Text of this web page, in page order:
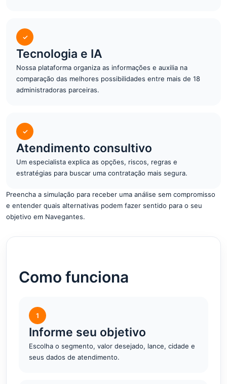
✓
Tecnologia e IA
Nossa plataforma organiza as informações e auxilia na
comparação das melhores possibilidades entre mais de 18
administradoras parceiras.
✓
Atendimento consultivo
Um especialista explica as opções, riscos, regras e
estratégias para buscar uma contratação mais segura.
Preencha a simulação para receber uma análise sem compromisso
e entender quais alternativas podem fazer sentido para o seu
objetivo em Navegantes.
Como funciona
1
Informe seu objetivo
Escolha o segmento, valor desejado, lance, cidade e
seus dados de atendimento.